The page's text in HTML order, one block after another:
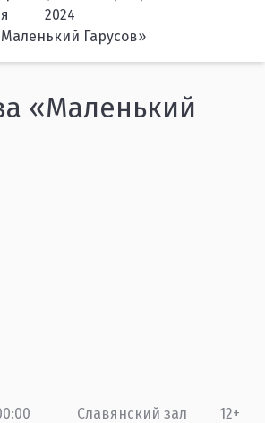
2024
Гарусов»
«Маленький
Славянский зал 12+